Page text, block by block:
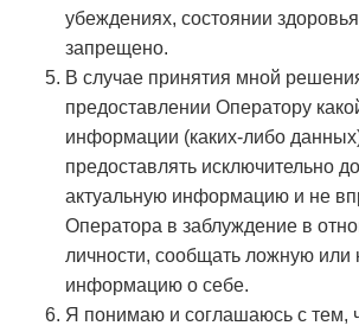
убеждениях, состоянии
запрещено.
В случае принятия мной
предоставлении Оператору
информации (каких-либо
предоставлять исключительно
актуальную информацию и не
Оператора в заблуждение в
личности, сообщать ложную или
информацию о себе.
Я понимаю и соглашаюсь с тем,